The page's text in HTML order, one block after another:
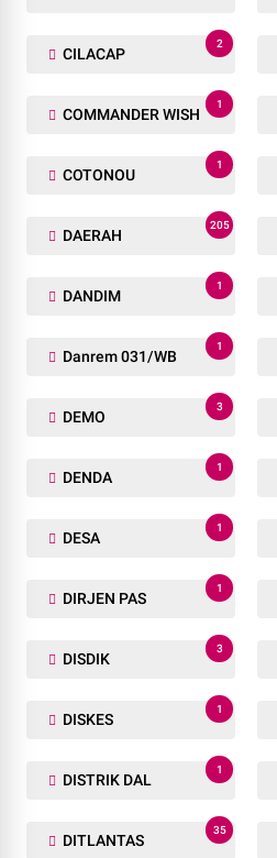
CILACAP
2
COMMANDER WISH
1
COTONOU
1
DAERAH
205
DANDIM
1
Danrem 031/WB
1
DEMO
3
DENDA
1
DESA
1
DIRJEN PAS
1
DISDIK
3
DISKES
1
DISTRIK DAL
1
DITLANTAS
35